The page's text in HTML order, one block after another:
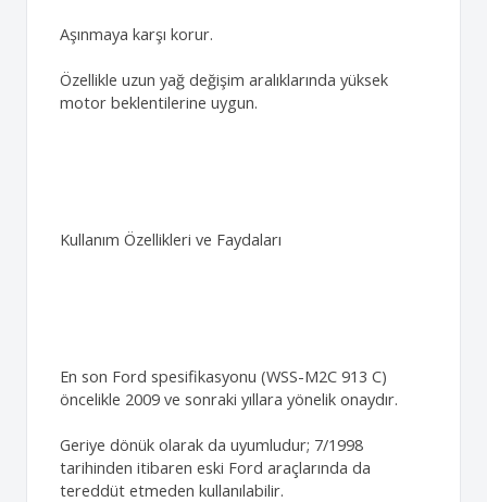
Aşınmaya karşı korur.
Özellikle uzun yağ değişim aralıklarında yüksek
motor beklentilerine uygun.
Kullanım Özellikleri ve Faydaları
En son Ford spesifikasyonu (WSS-M2C 913 C)
öncelikle 2009 ve sonraki yıllara yönelik onaydır.
Geriye dönük olarak da uyumludur; 7/1998
tarihinden itibaren eski Ford araçlarında da
tereddüt etmeden kullanılabilir.